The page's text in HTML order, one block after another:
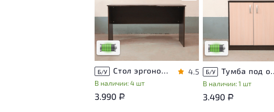
У товара присутствуют
незначительные следы
эксплуатации, не влияющие
на удобство его
использования
Низкая степень износа
Б/У Стол эргономичный ЛДСП Венге
В наличии: 4 шт
4.5
3.990 Р
У товара
незначительные следы
эксплуатации, не
на удобство его
Низкая степень
Б/У Тумба
В наличии: 1 шт
3.490 Р